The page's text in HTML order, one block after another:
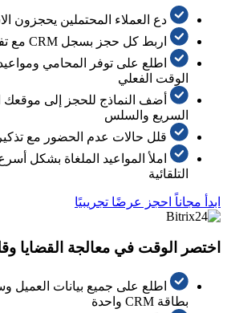
دع العملاء المحتملين يحجزون
اربط كل حجز بسجل CRM مع تفاصيل العميل الكاملة
اطلع على توفر المحامي
الوقت الفعلي
أضف النماذج للحجز إلى موقعك
السريع والسلس
قلل حالات عدم الحضور مع
املأ المواعيد الملغاة بشكل
التلقائية
ابدأ مجاناً احجز عرضًا تجريبيًا
اختصر الوقت في معالجة القضايا
اطلع على جميع بيانات العميل
بطاقة CRM واحدة